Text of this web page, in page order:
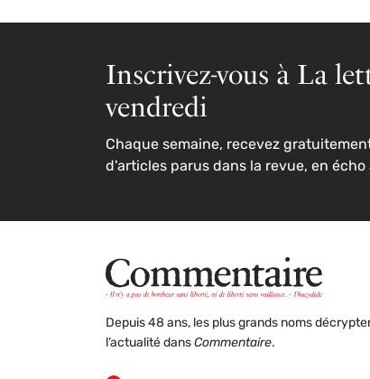
Inscrivez-vous à La
vendredi
Chaque semaine, recevez
d'articles parus dans la revue, en écho
Depuis 48 ans, les plus grands noms
l’actualité dans Commentaire.